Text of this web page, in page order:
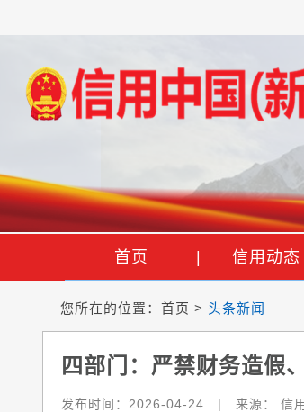
首页 信用动态
您所在的位置： 首页 > 头条新闻
四部门：严禁财务造假
发布时间： 2026-04-24 | 来源： 信